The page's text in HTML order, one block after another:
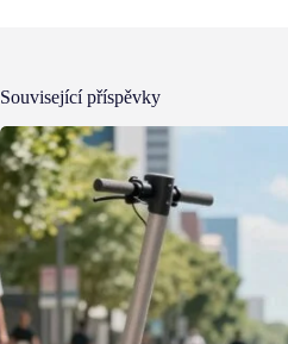
Související příspěvky